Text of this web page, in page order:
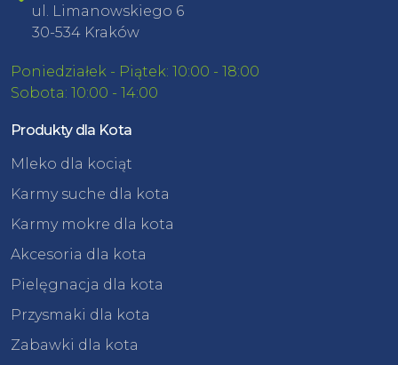
ul. Limanowskiego 6
30-534 Kraków
Poniedziałek - Piątek: 10:00 - 18:00
Sobota: 10:00 - 14:00
Produkty dla Kota
Mleko dla kociąt
Karmy suche dla kota
Karmy mokre dla kota
Akcesoria dla kota
Pielęgnacja dla kota
Przysmaki dla kota
Zabawki dla kota